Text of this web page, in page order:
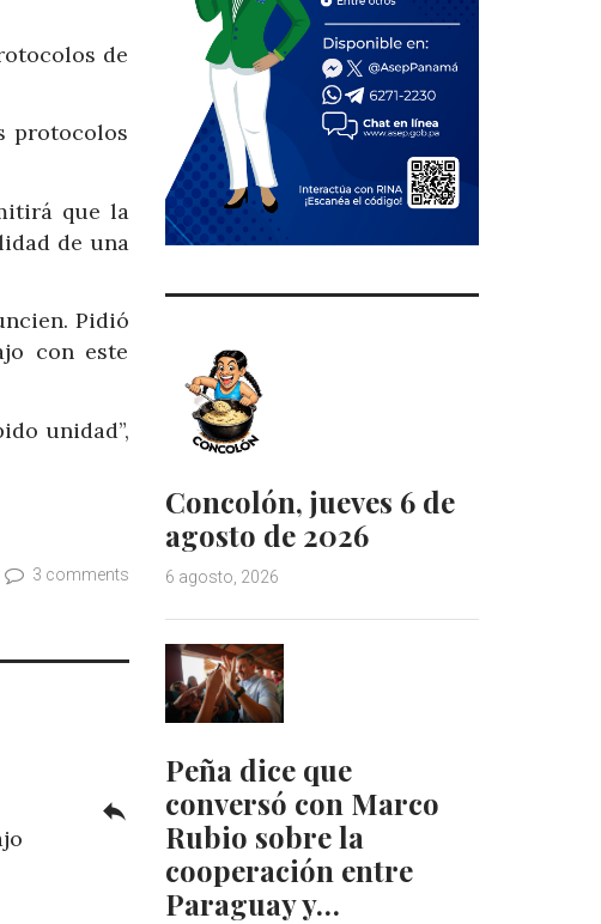
de
protocolos
que la
de una
Pidió
con este
unidad”,
3 comments
reply
Concolón, jueves 6 de
agosto de 2026
6 agosto, 2026
Peña dice que
conversó con Marco
Rubio sobre la
cooperación entre
Paraguay y…